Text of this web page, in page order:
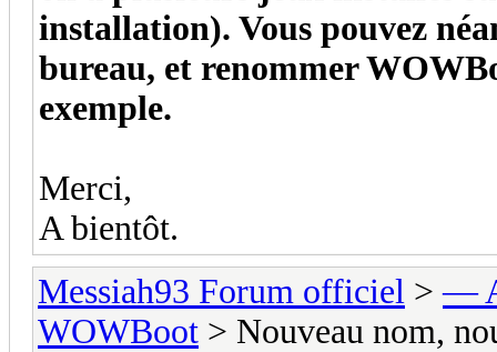
installation). Vous pouvez
bureau, et renommer
exemple.
Merci,
A bientôt.
Messiah93 Forum officiel >—
WOWBoot > Nouveau nom,